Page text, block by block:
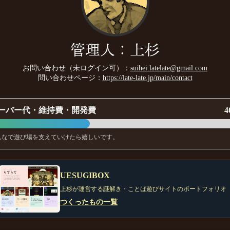
管理人：上杉
お問い合わせ（未ログイン可）： suihei.latelate@gmail.com
問い合わせページ： https://late-late.jp/main/contact
バー代・維持費・開発費
で遊び場を支えていけたら嬉しいです。
UESUGIBOX
上杉が運営する謎解き・ことば遊びサイトのポートフォリオ
つくったもの一覧